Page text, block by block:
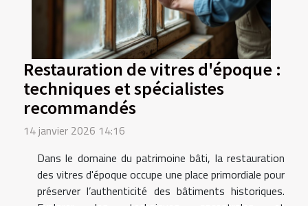
Restauration de vitres d'époque :
techniques et spécialistes
recommandés
14 janvier 2026 14:16
Dans le domaine du patrimoine bâti, la restauration
des vitres d'époque occupe une place primordiale pour
préserver l’authenticité des bâtiments historiques.